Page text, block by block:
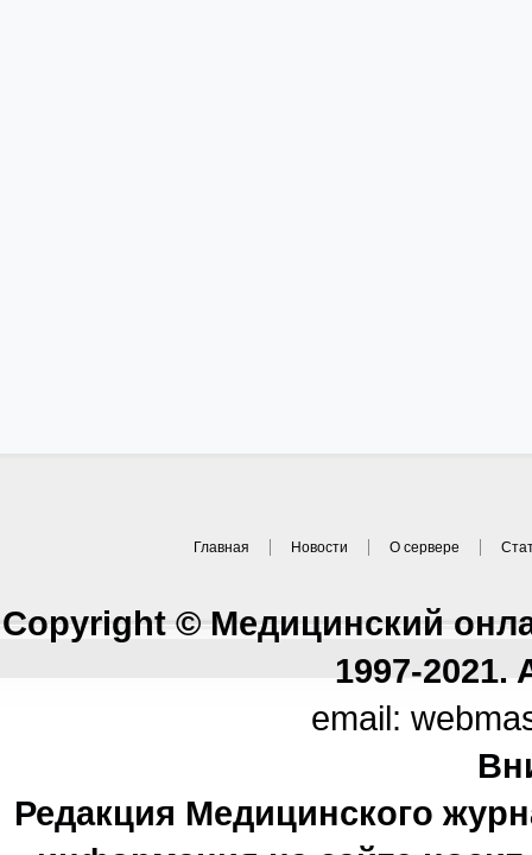
Главная Новости О сервере
Copyright © Медицинский
1997-2021.
email:
Редакция Медицинского